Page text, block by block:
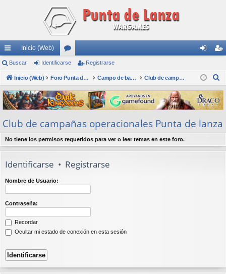
nl
ac
es
rá
pi
do
Inicio (Web)
or
os nti
fic
ar
se
ist
ra
rs
e
Buscar Identificarse Registrarse
Inicio (Web) Foro Punta de Lanza Wargames Campo de batalla Club de campañas operacionales Punta de lanza
s
c
a
r
Club de campañas operacionales Punta de lanza
No tiene los permisos requeridos para ver o leer temas en este foro.
Identificarse • Registrarse
Nombre de Usuario:
Contraseña:
Recordar
Ocultar mi estado de conexión en esta sesión